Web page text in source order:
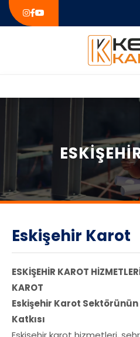
Eskişehir Karot
ESKİŞEHİR KAROT
KAROT
Eskişehir Karot
Katkısı